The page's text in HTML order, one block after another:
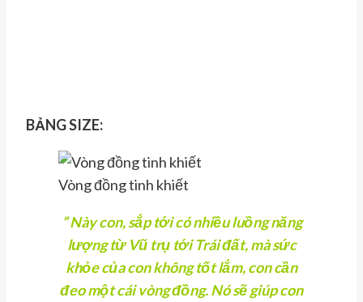
BẢNG SIZE:
Vòng đồng tinh khiết
” Này con, sắp tới có nhiều luồng năng
lượng từ Vũ trụ tới Trái đất, mà sức
khỏe của con không tốt lắm, con cần
đeo một cái vòng đồng. Nó sẽ giúp con